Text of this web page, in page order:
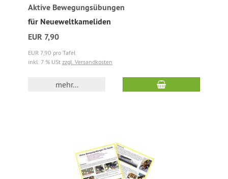
Aktive Bewegungsübungen
für Neueweltkameliden
EUR 7,90
EUR 7,90 pro Tafel
inkl. 7 % USt zzgl. Versandkosten
mehr...